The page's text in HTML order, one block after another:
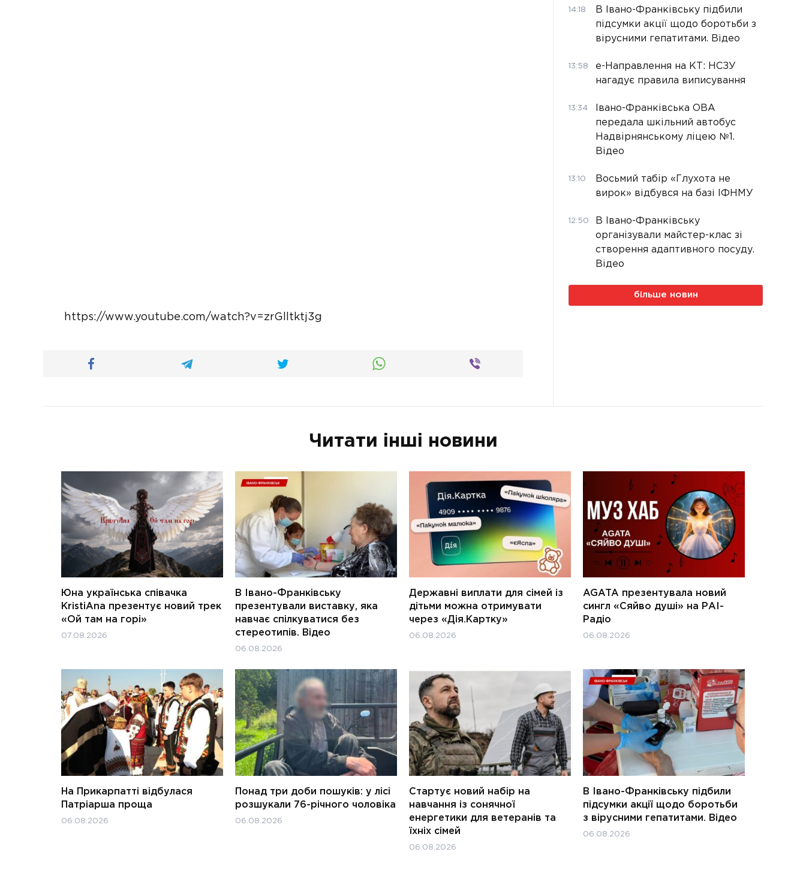
https://www.youtube.com/watch?v=zrGlltktj3g
14:18
В Івано-Франківську підбили
підсумки акції щодо боротьби з
вірусними гепатитами. Відео
13:58
е-Направлення на КТ: НСЗУ
нагадує правила виписування
13:34
Івано-Франківська ОВА
передала шкільний автобус
Надвірнянському ліцею №1.
Відео
13:10
Восьмий табір «Глухота не
вирок» відбувся на базі ІФНМУ
12:50
В Івано-Франківську
організували майстер-клас зі
створення адаптивного посуду.
Відео
більше новин
Читати інші новини
Юна українська співачка
KristiAna презентує новий трек
«Ой там на горі»
07.08.2026
В Івано-Франківську
презентували виставку, яка
навчає спілкуватися без
стереотипів. Відео
06.08.2026
Державні виплати для сімей із
дітьми можна отримувати
через «Дія.Картку»
06.08.2026
AGATA презентувала новий
сингл «Сяйво душі» на РАІ-
Радіо
06.08.2026
На Прикарпатті відбулася
Патріарша проща
06.08.2026
Понад три доби пошуків: у лісі
розшукали 76-річного чоловіка
06.08.2026
Стартує новий набір на
навчання із сонячної
енергетики для ветеранів та
їхніх сімей
06.08.2026
В Івано-Франківську підбили
підсумки акції щодо боротьби
з вірусними гепатитами. Відео
06.08.2026